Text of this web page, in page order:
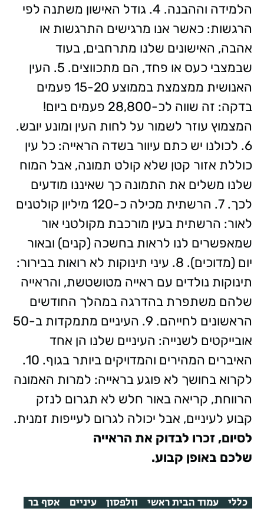
הלמידה וההבנה. 4. גודל האישון משתנה לפי
הרגשות: כאשר אנו מרגישים התרגשות או
אהבה, האישונים שלנו מתרחבים, בעוד
שבמצבי כעס או פחד, הם מתכווצים. 5. העין
האנושית ממצמצת בממוצע 15-20 פעמים
בדקה: זה שווה לכ-28,800 פעמים ביום!
המצמוץ עוזר לשמור על לחות העין ומונע יובש.
6. לכולנו יש כתם עיוור בשדה הראייה: כל עין
כוללת אזור קטן שלא קולט תמונה, אבל המוח
שלנו משלים את התמונה כך שאיננו מודעים
לכך. 7. הרשתית מכילה כ-120 מיליון קולטנים
לאור: הרשתית בעין מורכבת מקולטני אור
שמאפשרים לנו לראות בחשכה (קנים) ובאור
יום (מדוכים). 8. עיני תינוקות לא רואות בבירור:
תינוקות נולדים עם ראייה מטושטשת, והראייה
שלהם משתפרת בהדרגה במהלך החודשים
הראשונים לחייהם. 9. העיניים מתמקדות ב-50
אובייקטים לשנייה: העיניים שלנו הן אחד
האיברים המהירים והמדויקים ביותר בגוף. 10.
לקרוא בחושך לא פוגע בראייה: למרות האמונה
הרווחת, קריאה באור חלש לא תגרום לנזק
קבוע לעיניים, אבל יכולה לגרום לעייפות זמנית.
לסיום, זכרו לבדוק את הראייה
שלכם באופן קבוע.
כללי עמוד הבית ראשי וולפסון עיניים אסף בר